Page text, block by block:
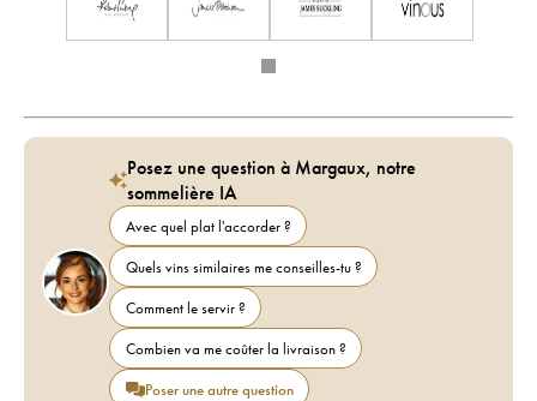
Posez une question à Margaux, notre
sommelière IA
Avec quel plat l'accorder ?
Quels vins similaires me conseilles-tu ?
Comment le servir ?
Combien va me coûter la livraison ?
Poser une autre question